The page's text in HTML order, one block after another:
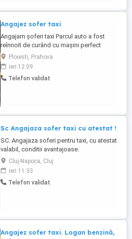
Angajez sofer taxi
Angajam șoferi taxi Parcul auto a fost
reînnoit de curând cu mașini perfect
functionale
Ploiesti, Prahova
ieri 12:09
Telefon validat
Sc Angajaza sofer taxi cu atestat !
SC. Angajaza soferi pentru taxi, cu atestat
valabil, conditii avantajoase.
Cluj-Napoca, Cluj
ieri 11:33
Telefon validat
Angajez sofer taxi. Logan benzină,